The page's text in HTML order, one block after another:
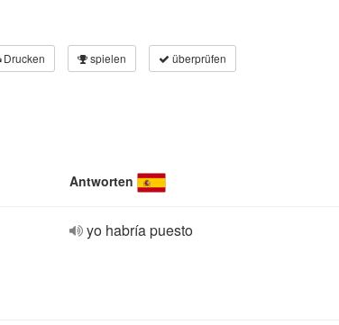
Drucken spielen überprüfen
Antworten
yo habría puesto